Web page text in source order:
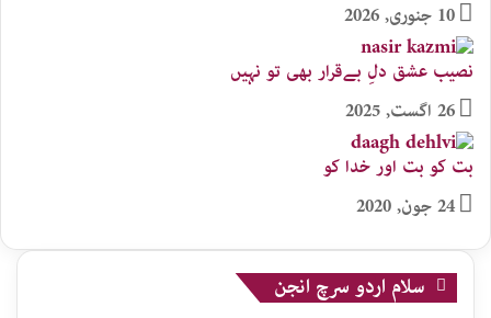
10 جنوری, 2026
نصیب عشق دلِ بےقرار بھی تو نہیں
26 اگست, 2025
بت کو بت اور خدا کو
24 جون, 2020
سلام اردو سرچ انجن